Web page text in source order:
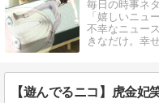
毎日の時事ネ
「嬉しいニュ
不幸なニュー
きなだけ。幸